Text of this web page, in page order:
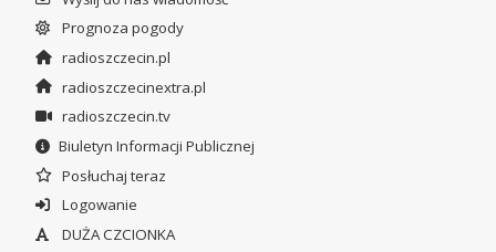
Prognoza pogody
radioszczecin.pl
radioszczecinextra.pl
radioszczecin.tv
Biuletyn Informacji Publicznej
Posłuchaj teraz
Logowanie
DUŻA CZCIONKA